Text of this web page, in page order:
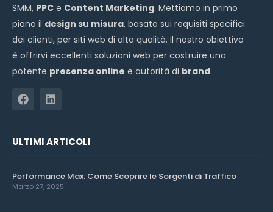
SMM, PPC e Content Marketing. Mettiamo in primo
piano il design su misura, basato sui requisiti specifici
dei clienti, per siti web di alta qualità. Il nostro obiettivo
è offrirvi eccellenti soluzioni web per costruire una
potente presenza online e autorità di brand.
ULTIMI ARTICOLI
Performance Max: Come Scoprire le Sorgenti di Traffico
Marzo 27, 2025